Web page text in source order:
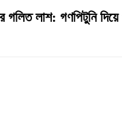
লাশ: গণপিটুনি